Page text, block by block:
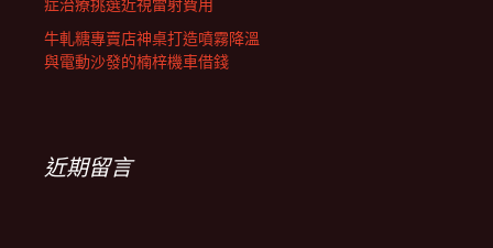
症治療挑選近視雷射費用
牛軋糖專賣店神桌打造噴霧降溫
與電動沙發的楠梓機車借錢
近期留言